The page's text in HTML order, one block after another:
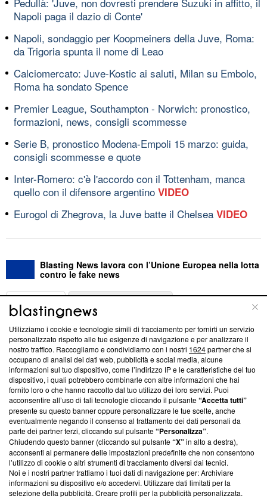
Napoli paga il dazio di Conte'
Napoli, sondaggio per Koopmeiners della Juve, Roma:
da Trigoria spunta il nome di Leao
Calciomercato: Juve-Kostic ai saluti, Milan su Embolo,
Roma ha sondato Spence
Premier League, Southampton - Norwich: pronostico,
formazioni, news, consigli scommesse
Serie B, pronostico Modena-Empoli 15 marzo: guida,
consigli scommesse e quote
Inter-Romero: c'è l'accordo con il Tottenham, manca
quello con il difensore argentino VIDEO
Eurogol di Zhegrova, la Juve batte il Chelsea VIDEO
Blasting News lavora con l’Unione Europea nella lotta
contro le fake news
ABOUT
Questa sezione offre informazioni trasparenti su Blasting
News, sui nostri processi editoriali e su come ci impegniamo a
creare news di qualità. Inoltre, afferma la nostra aderenza a
‘Trust Project - News with Integrity’Blasting News non è
ancora membro del programma, ma ha richiesto di farne
parte; Trust Project non ha ancora effettuato una verifica di
conformità agli standard.
Su di noi
Team editoriale
Corporate
Utilizziamo i cookie e tecnologie simili di tracciamento per fornirti un servizio
personalizzato rispetto alle tue esigenze di navigazione e per analizzare il
nostro traffico. Raccogliamo e condividiamo con i nostri 1624partner che si
occupano di analisi dei dati web, pubblicità e social media, alcune
informazioni sul tuo dispositivo, come l’indirizzo IP e le caratteristiche del tuo
dispositivo, i quali potrebbero combinarle con altre informazioni che hai
fornito loro o che hanno raccolto dal tuo utilizzo dei loro servizi. Puoi
acconsentire all’uso di tali tecnologie cliccando il pulsante“Accetta tutti”
presente su questo banner oppure personalizzare le tue scelte, anche
eventualmente negando il consenso al trattamento dei dati personali da
parte dei partner terzi, cliccando sul pulsante“Personalizza”.
Chiudendo questo banner (cliccando sul pulsante“X”in alto a destra),
acconsenti al permanere delle impostazioni predefinite che non consentono
l’utilizzo di cookie o altri strumenti di tracciamento diversi dai tecnici.
Noi e i nostri partner trattiamo i tuoi dati di navigazione per: Archiviare
informazioni su dispositivo e/o accedervi. Utilizzare dati limitati per la
selezione della pubblicità. Creare profili per la pubblicità personalizzata.